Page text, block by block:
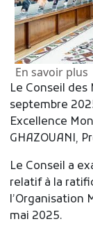
En savoir plus
Le Conseil des
septembre
Excellence
GHAZOUANI,
Le Conseil a
relatif à la
l’Organisation
mai 2025.